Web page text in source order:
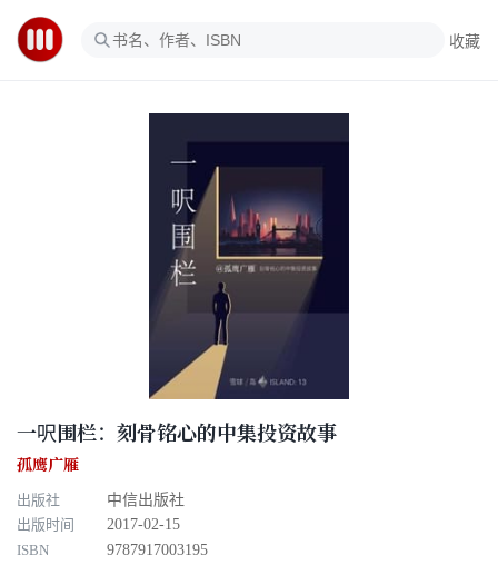
收藏
一呎围栏：刻骨铭心的中集投资故事
孤鹰广雁
出版社
中信出版社
出版时间
2017-02-15
ISBN
9787917003195